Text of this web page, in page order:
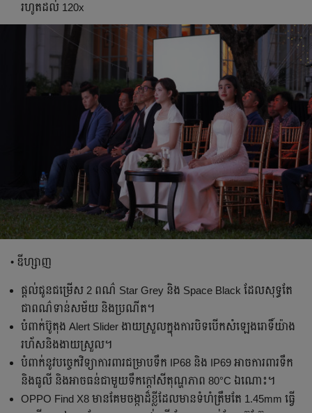
រហូតដល់ 120x
• ឌីហ្សាញ
ផ្តល់ជូនជម្រើស 2 ពណ៌ Star Grey និង Space Black ដែលសុទ្ធតែ
ជាពណ៌ទាន់សម័យ និងប្រណីត។
បំពាក់ប៊ូតុង Alert Slider ងាយស្រួលក្នុងការបិទបើកសំឡេងរោទិ៍យ៉ាង
រហ័សនិងងាយស្រួល។
បំពាក់នូវបច្ចេកវិទ្យាការពារជម្រាបទឹក IP68 និង IP69 អាចការពារទឹក
និងធូលី និងអាចធន់ជាមួយទឹកក្តៅសីតុណ្ហភាព 80°C ឯណោះ។
OPPO Find X8 មានគែមចង្កាដ៏ខ្លីដែលមានទំហំត្រឹមតែ 1.45mm ធ្វើ